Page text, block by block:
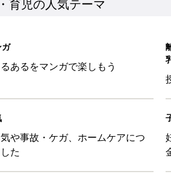
8月6日生まれはこんな人 365日のお誕生日
赤ちゃん・育児
【漫画】あれ、どうして？ 保育園生活に慣
赤ちゃん・育児
子どもの水分補給。衛生面ではスポーツド